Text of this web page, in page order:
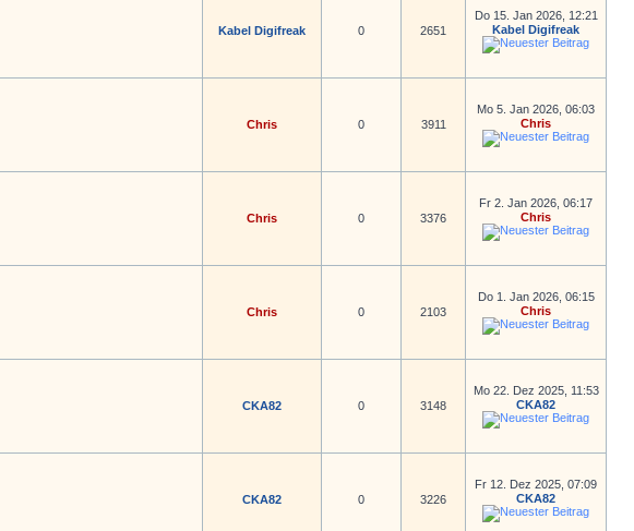
Kabel Digifreak 0 2651
Do 15. Jan 2026, 12:21
Kabel Digifreak
Chris 0 3911
Mo 5. Jan 2026, 06:03
Chris
Chris 0 3376
Fr 2. Jan 2026, 06:17
Chris
Chris 0 2103
Do 1. Jan 2026, 06:15
Chris
CKA82 0 3148
Mo 22. Dez 2025, 11:53
CKA82
CKA82 0 3226
Fr 12. Dez 2025, 07:09
CKA82